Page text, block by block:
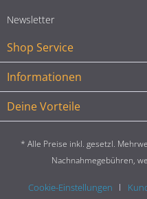
Newsletter
Shop Service
Informationen
Deine Vorteile
* Alle Preise inkl. gesetzl.
Nachnahmegebühren,
Cookie-Einstellungen